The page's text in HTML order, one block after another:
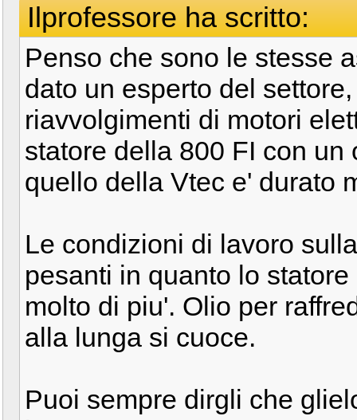
Ilprofessore ha scritto:
Penso che sono le stesse
dato un esperto del
riavvolgimenti di motori
statore della 800 FI con
quello della Vtec e' durato
Le condizioni di lavoro
pesanti in quanto lo
molto di piu'. Olio per
alla lunga si cuoce.
Puoi sempre dirgli che